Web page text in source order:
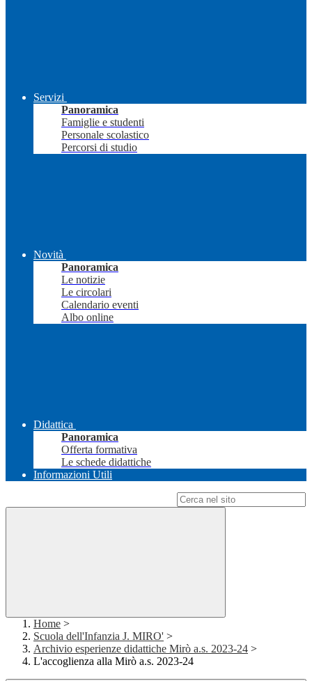
Servizi
Panoramica
Famiglie e studenti
Personale scolastico
Percorsi di studio
Novità
Panoramica
Le notizie
Le circolari
Calendario eventi
Albo online
Didattica
Panoramica
Offerta formativa
Le schede didattiche
Informazioni Utili
Home >
Scuola dell'Infanzia J. MIRO' >
Archivio esperienze didattiche Mirò a.s. 2023-24 >
L'accoglienza alla Mirò a.s. 2023-24